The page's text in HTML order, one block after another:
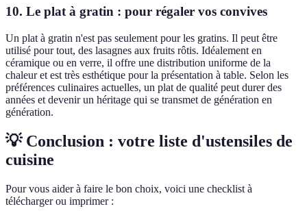
10. Le plat à gratin : pour régaler vos convives
Un plat à gratin n'est pas seulement pour les gratins. Il peut être
utilisé pour tout, des lasagnes aux fruits rôtis. Idéalement en
céramique ou en verre, il offre une distribution uniforme de la
chaleur et est très esthétique pour la présentation à table. Selon les
préférences culinaires actuelles, un plat de qualité peut durer des
années et devenir un héritage qui se transmet de génération en
génération.
💡 Conclusion : votre liste d'ustensiles de
cuisine
Pour vous aider à faire le bon choix, voici une checklist à
télécharger ou imprimer :